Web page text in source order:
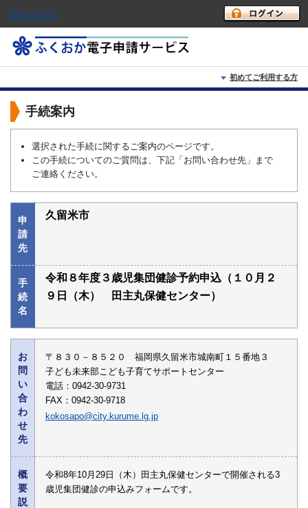
読み上げる
初めてご利用する方
初めて利用する方へ
利用上の注意
よくあるご質問
手続案内
選択された手続に関するご案内のページです。
この手続についてのご質問は、下記「お問い合わせ先」まで
ご連絡ください。
申
請
先
久留米市
手
続
名
令和８年度３歳児集団健診予約申込（１０月２
９日（木） 田主丸保健センター）
お
問
い
合
わ
せ
先
〒８３０－８５２０ 福岡県久留米市城南町１５番地３
子ども未来部こども子育てサポートセンター
電話：0942-30-9731
FAX：0942-30-9718
kokosapo@city.kurume.lg.jp
概
要
説
令和8年10月29日（木）田主丸保健センターで開催される3
歳児集団健診の申込みフォームです。